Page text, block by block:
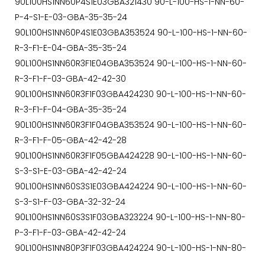
P-4-S1-E-03-GBA-35-35-24
90L100HS1NN60P4S1E03GBA353524 90-L-100-HS-1-NN-60-
R-3-F1-E-04-GBA-35-35-24
90L100HS1NN60R3F1E04GBA353524 90-L-100-HS-1-NN-60-
R-3-F1-F-03-GBA-42-42-30
90L100HS1NN60R3F1F03GBA424230 90-L-100-HS-1-NN-60-
R-3-F1-F-04-GBA-35-35-24
90L100HS1NN60R3F1F04GBA353524 90-L-100-HS-1-NN-60-
R-3-F1-F-05-GBA-42-42-28
90L100HS1NN60R3F1F05GBA424228 90-L-100-HS-1-NN-60-
S-3-S1-E-03-GBA-42-42-24
90L100HS1NN60S3S1E03GBA424224 90-L-100-HS-1-NN-60-
S-3-S1-F-03-GBA-32-32-24
90L100HS1NN60S3S1F03GBA323224 90-L-100-HS-1-NN-80-
P-3-F1-F-03-GBA-42-42-24
90L100HS1NN80P3F1F03GBA424224 90-L-100-HS-1-NN-80-